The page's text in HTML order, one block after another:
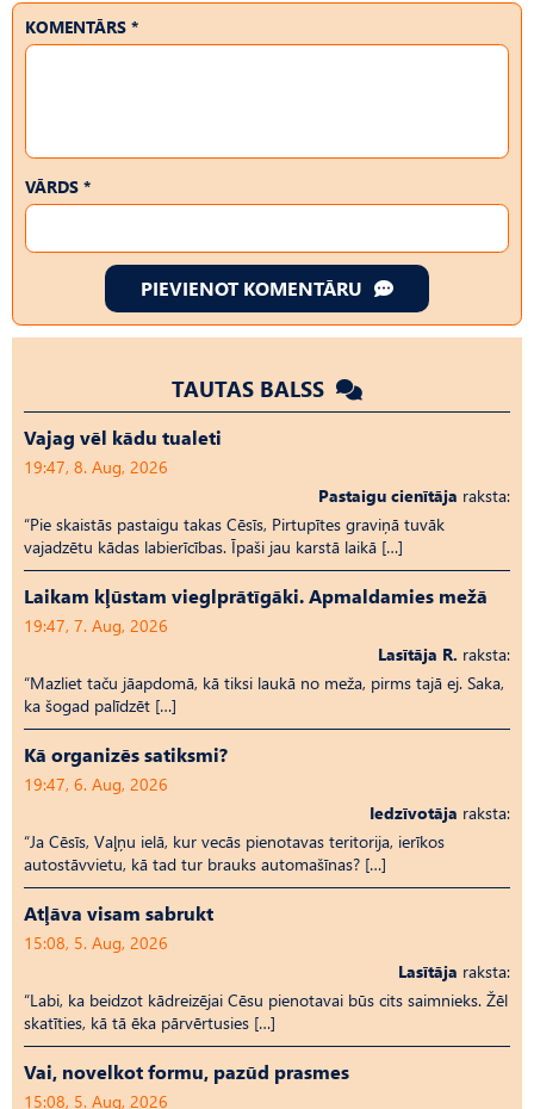
KOMENTĀRS *
VĀRDS *
PIEVIENOT KOMENTĀRU
TAUTAS BALSS
Vajag vēl kādu tualeti
19:47, 8. Aug, 2026
Pastaigu cienītāja raksta:
“Pie skaistās pastaigu takas Cēsīs, Pirtupītes graviņā tuvāk
vajadzētu kādas labierīcības. Īpaši jau karstā laikā […]
Laikam kļūstam vieglprātīgāki. Apmaldamies mežā
19:47, 7. Aug, 2026
Lasītāja R. raksta:
“Mazliet taču jāapdomā, kā tiksi laukā no meža, pirms tajā ej. Saka,
ka šogad palīdzēt […]
Kā organizēs satiksmi?
19:47, 6. Aug, 2026
Iedzīvotāja raksta:
“Ja Cēsīs, Vaļņu ielā, kur vecās pienotavas teritorija, ierīkos
autostāvvietu, kā tad tur brauks automašīnas? […]
Atļāva visam sabrukt
15:08, 5. Aug, 2026
Lasītāja raksta:
“Labi, ka beidzot kādreizējai Cēsu pienotavai būs cits saimnieks. Žēl
skatīties, kā tā ēka pārvērtusies […]
Vai, novelkot formu, pazūd prasmes
15:08, 5. Aug, 2026